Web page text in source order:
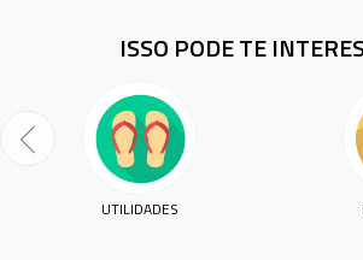
ISSO PODE TE
UTILIDADES